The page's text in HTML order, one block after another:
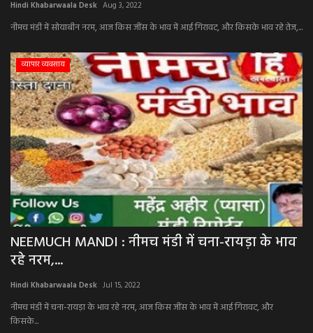
Hindi Khabarwaala Desk Aug 3, 2022
नीमच मंडी में सोयाबीन नरम, आज किस जींस के भाव में आई गिरावट, और किसके भाव रहे तेज,...
व्यापार व्यवसाय
NEEMUCH MANDI : नीमच मंडी में चना-रायड़ा के भाव
रहे नरम,...
Hindi Khabarwaala Desk Jul 15, 2022
नीमच मंडी में चना-रायड़ा के भाव रहे नरम, आज किस जींस के भाव में आई गिरावट, और
किसके...